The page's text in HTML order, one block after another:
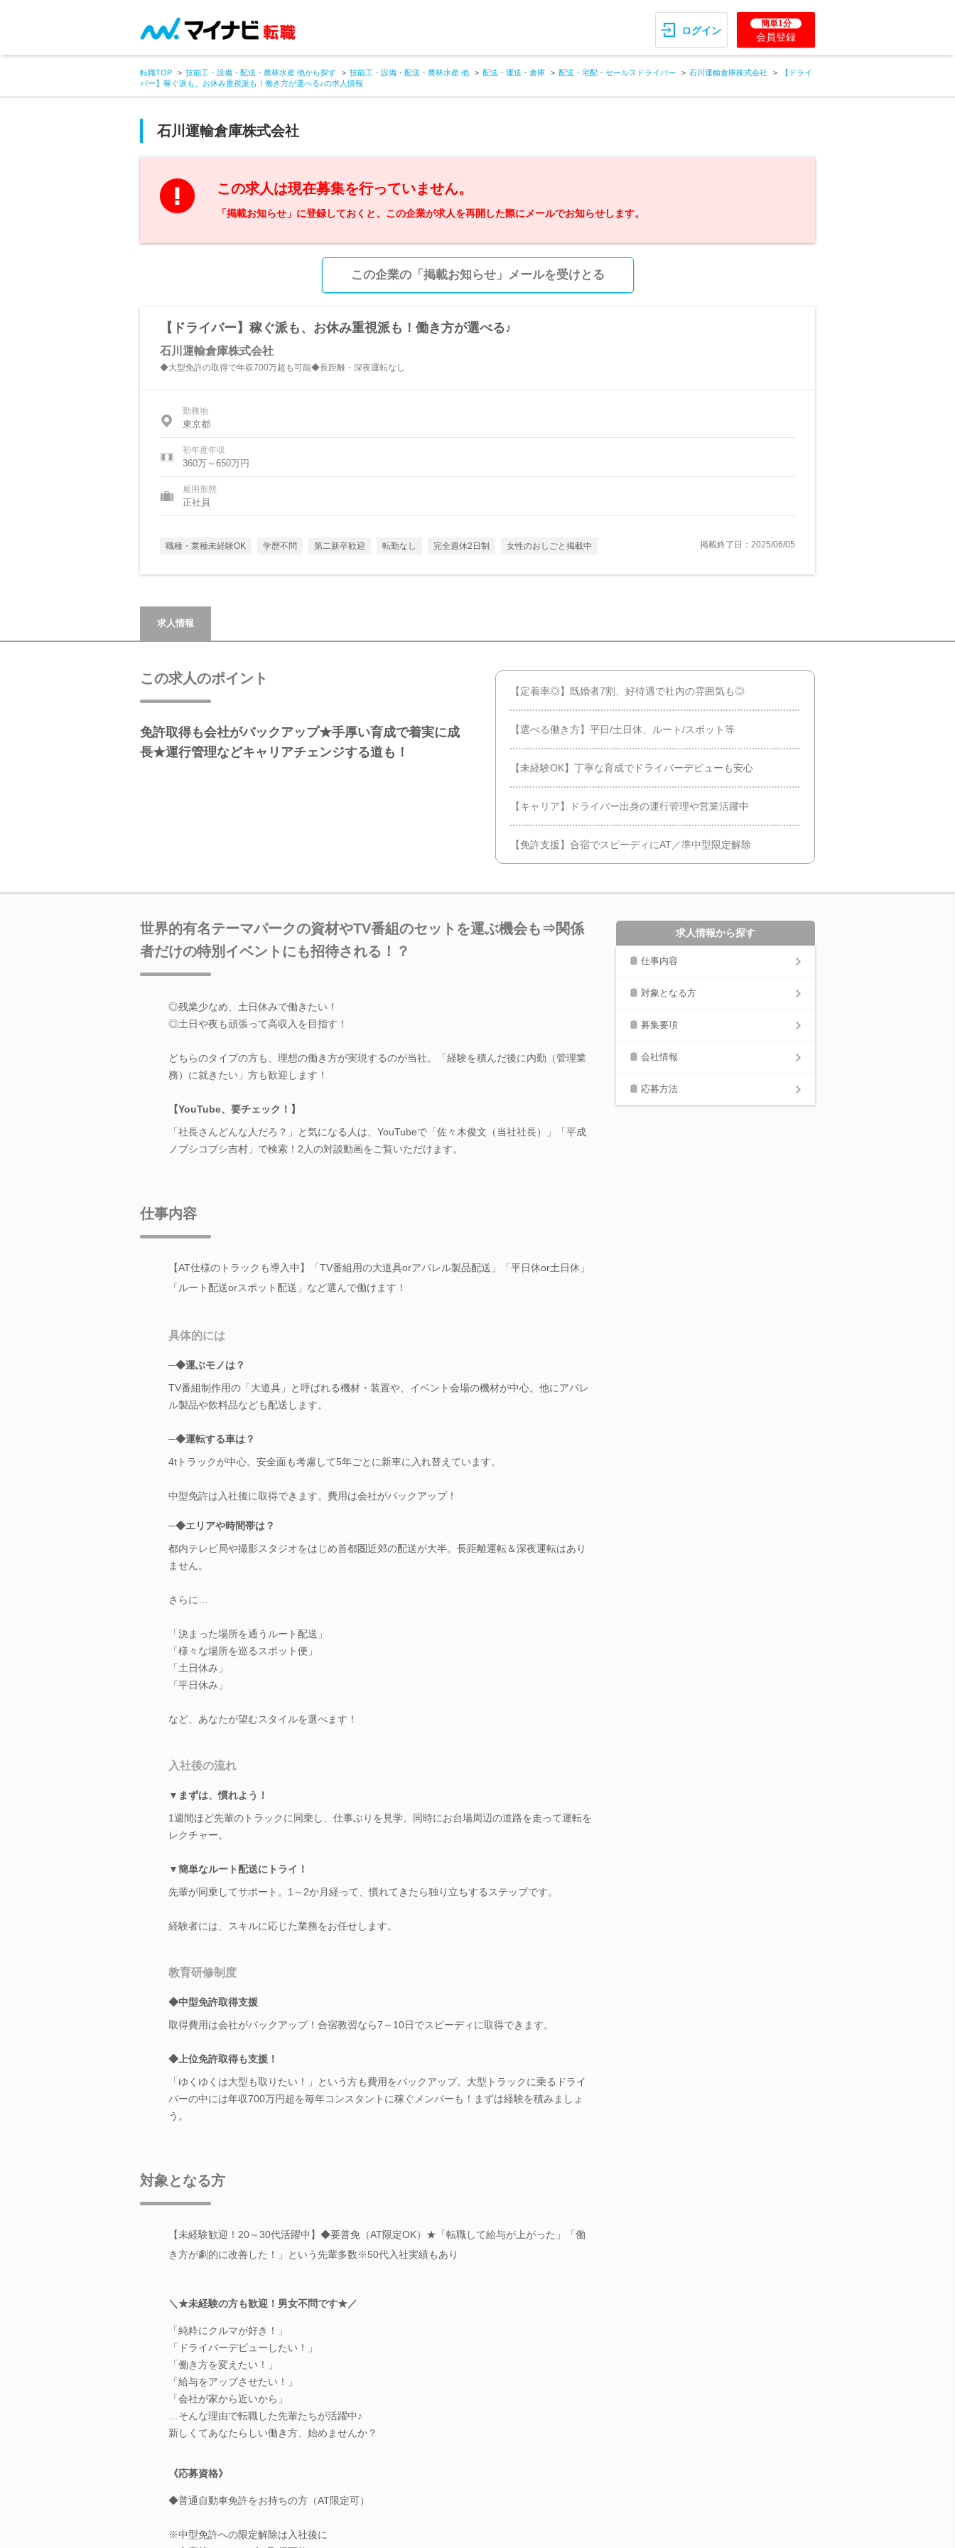
ログイン
簡単1分
会員登録
転職TOP 技能工・設備・配送・農林水産 他から探す 技能工・設備・配送・農林水産 他 配送・運送・倉庫 配送・宅配・セールスドライバー 石川運輸倉庫株式会社
【ドライ
バー】稼ぐ派も、お休み重視派も！働き方が選べる♪の求人情報
石川運輸倉庫株式会社
この求人は現在募集を行っていません。
「掲載お知らせ」に登録しておくと、この企業が求人を再開した際にメールでお知らせします。
この企業の「掲載お知らせ」メールを受けとる
【ドライバー】稼ぐ派も、お休み重視派も！働き方が選べる♪
石川運輸倉庫株式会社
◆大型免許の取得で年収700万超も可能◆長距離・深夜運転なし
勤務地
東京都
初年度年収
360万～650万円
雇用形態
正社員
職種・業種未経験OK 学歴不問 第二新卒歓迎 転勤なし 完全週休2日制 女性のおしごと掲載中 掲載終了日：2025/06/05
求人情報
この求人のポイント
免許取得も会社がバックアップ★手厚い育成で着実に成
長★運行管理などキャリアチェンジする道も！
【定着率◎】既婚者7割、好待遇で社内の雰囲気も◎
【選べる働き方】平日/土日休、ルート/スポット等
【未経験OK】丁寧な育成でドライバーデビューも安心
【キャリア】ドライバー出身の運行管理や営業活躍中
【免許支援】合宿でスピーディにAT／準中型限定解除
世界的有名テーマパークの資材やTV番組のセットを運ぶ機会も⇒関係
者だけの特別イベントにも招待される！？
◎残業少なめ、土日休みで働きたい！
◎土日や夜も頑張って高収入を目指す！
どちらのタイプの方も、理想の働き方が実現するのが当社。「経験を積んだ後に内勤（管理業
務）に就きたい」方も歓迎します！
【YouTube、要チェック！】
「社長さんどんな人だろ？」と気になる人は、YouTubeで「佐々木俊文（当社社長）」「平成
ノブシコブシ吉村」で検索！2人の対談動画をご覧いただけます。
仕事内容
【AT仕様のトラックも導入中】「TV番組用の大道具orアパレル製品配送」「平日休or土日休」
「ルート配送orスポット配送」など選んで働けます！
具体的には
─◆運ぶモノは？
TV番組制作用の「大道具」と呼ばれる機材・装置や、イベント会場の機材が中心。他にアパレ
ル製品や飲料品なども配送します。
─◆運転する車は？
4tトラックが中心。安全面も考慮して5年ごとに新車に入れ替えています。
中型免許は入社後に取得できます。費用は会社がバックアップ！
─◆エリアや時間帯は？
都内テレビ局や撮影スタジオをはじめ首都圏近郊の配送が大半。長距離運転＆深夜運転はあり
ません。
さらに…
「決まった場所を通うルート配送」
「様々な場所を巡るスポット便」
「土日休み」
「平日休み」
など、あなたが望むスタイルを選べます！
入社後の流れ
▼まずは、慣れよう！
1週間ほど先輩のトラックに同乗し、仕事ぶりを見学。同時にお台場周辺の道路を走って運転を
レクチャー。
▼簡単なルート配送にトライ！
先輩が同乗してサポート。1～2か月経って、慣れてきたら独り立ちするステップです。
経験者には、スキルに応じた業務をお任せします。
教育研修制度
◆中型免許取得支援
取得費用は会社がバックアップ！合宿教習なら7～10日でスピーディに取得できます。
◆上位免許取得も支援！
「ゆくゆくは大型も取りたい！」という方も費用をバックアップ。大型トラックに乗るドライ
バーの中には年収700万円超を毎年コンスタントに稼ぐメンバーも！まずは経験を積みましょ
う。
対象となる方
【未経験歓迎！20～30代活躍中】◆要普免（AT限定OK）★「転職して給与が上がった」「働
き方が劇的に改善した！」という先輩多数※50代入社実績もあり
＼★未経験の方も歓迎！男女不問です★／
「純粋にクルマが好き！」
「ドライバーデビューしたい！」
「働き方を変えたい！」
「給与をアップさせたい！」
「会社が家から近いから」
…そんな理由で転職した先輩たちが活躍中♪
新しくてあなたらしい働き方、始めませんか？
《応募資格》
◆普通自動車免許をお持ちの方（AT限定可）
※中型免許への限定解除は入社後に
求人情報から探す
仕事内容
対象となる方
募集要項
会社情報
応募方法